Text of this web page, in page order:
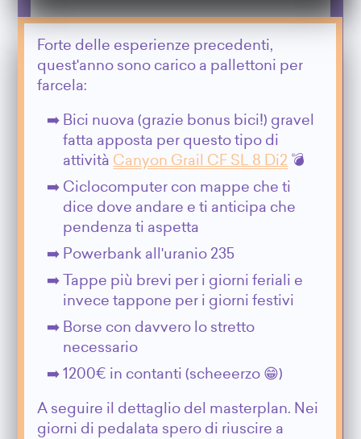
Forte delle esperienze precedenti,
quest'anno sono carico a pallettoni per
farcela:
Bici nuova (grazie bonus bici!) gravel
fatta apposta per questo tipo di
attività Canyon Grail CF SL 8 Di2 💣
Ciclocomputer con mappe che ti
dice dove andare e ti anticipa che
pendenza ti aspetta
Powerbank all'uranio 235
Tappe più brevi per i giorni feriali e
invece tappone per i giorni festivi
Borse con davvero lo stretto
necessario
1200€ in contanti (scheeerzo 😁)
A seguire il dettaglio del masterplan. Nei
giorni di pedalata spero di riuscire a